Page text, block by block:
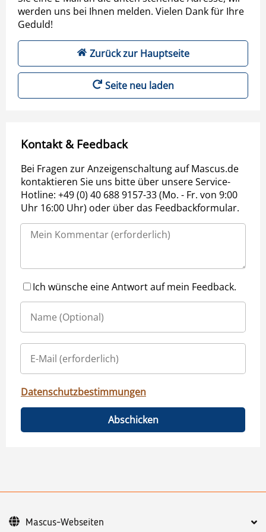
werden uns bei Ihnen melden. Vielen Dank für Ihre
Geduld!
Zurück zur Hauptseite
Seite neu laden
Kontakt & Feedback
Bei Fragen zur Anzeigenschaltung auf Mascus.de
kontaktieren Sie uns bitte über unsere Service-
Hotline: +49 (0) 40 688 9157-33 (Mo. - Fr. von 9:00
Uhr 16:00 Uhr) oder über das Feedbackformular.
Ich wünsche eine Antwort auf mein Feedback.
Datenschutzbestimmungen
Abschicken
Mascus-Webseiten